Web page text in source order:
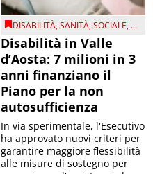
DISABILITÀ,SANITÀ,SOCIALE, ...
Disabilità in Valle
d’Aosta: 7 milioni in 3
anni finanziano il
Piano per la non
autosufficienza
In via sperimentale, l'Esecutivo
ha approvato nuovi criteri per
garantire maggiore flessibilità
alle misure di sostegno per